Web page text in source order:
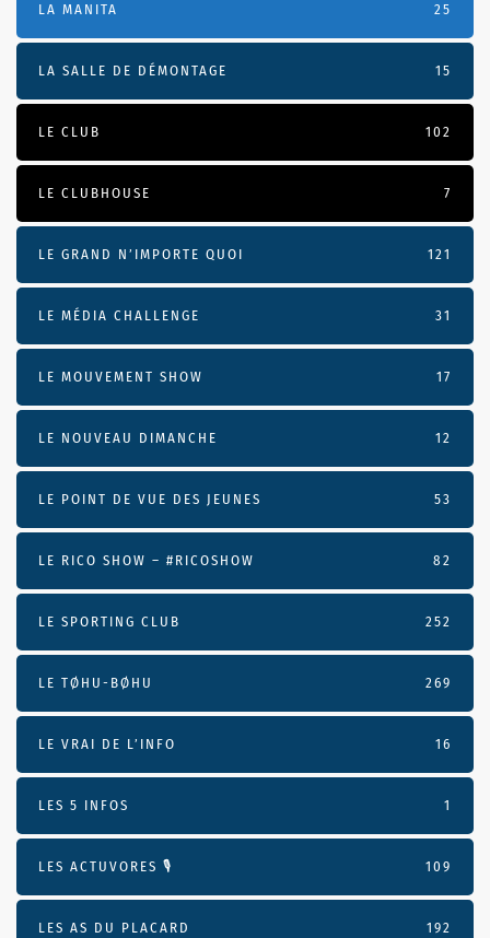
LA MANITA 25
LA SALLE DE DÉMONTAGE 15
LE CLUB 102
LE CLUBHOUSE 7
LE GRAND N’IMPORTE QUOI 121
LE MÉDIA CHALLENGE 31
LE MOUVEMENT SHOW 17
LE NOUVEAU DIMANCHE 12
LE POINT DE VUE DES JEUNES 53
LE RICO SHOW – #RICOSHOW 82
LE SPORTING CLUB 252
LE TØHU-BØHU 269
LE VRAI DE L’INFO 16
LES 5 INFOS 1
LES ACTUVORES 🎙 109
LES AS DU PLACARD 192